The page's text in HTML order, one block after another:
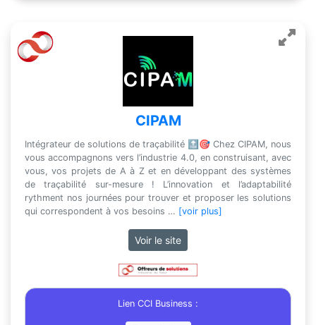
CIPAM
Intégrateur de solutions de traçabilité 🔝🎯 Chez CIPAM, nous
vous accompagnons vers l’industrie 4.0, en construisant, avec
vous, vos projets de A à Z et en développant des systèmes
de traçabilité sur-mesure ! L’innovation et l’adaptabilité
rythment nos journées pour trouver et proposer les solutions
qui correspondent à vos besoins … [voir plus]
Voir le site
Lien CCI Business :